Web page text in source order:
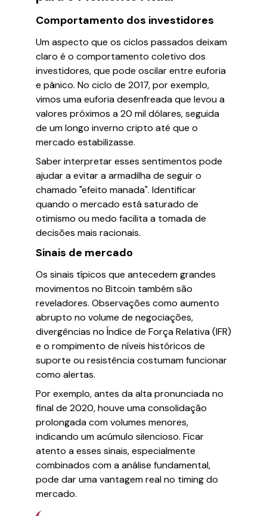
Comportamento dos investidores
Um aspecto que os ciclos passados deixam
claro é o comportamento coletivo dos
investidores, que pode oscilar entre euforia
e pânico. No ciclo de 2017, por exemplo,
vimos uma euforia desenfreada que levou a
valores próximos a 20 mil dólares, seguida
de um longo inverno cripto até que o
mercado estabilizasse.
Saber interpretar esses sentimentos pode
ajudar a evitar a armadilha de seguir o
chamado "efeito manada". Identificar
quando o mercado está saturado de
otimismo ou medo facilita a tomada de
decisões mais racionais.
Sinais de mercado
Os sinais típicos que antecedem grandes
movimentos no Bitcoin também são
reveladores. Observações como aumento
abrupto no volume de negociações,
divergências no Índice de Força Relativa (IFR)
e o rompimento de níveis históricos de
suporte ou resistência costumam funcionar
como alertas.
Por exemplo, antes da alta pronunciada no
final de 2020, houve uma consolidação
prolongada com volumes menores,
indicando um acúmulo silencioso. Ficar
atento a esses sinais, especialmente
combinados com a análise fundamental,
pode dar uma vantagem real no timing do
mercado.